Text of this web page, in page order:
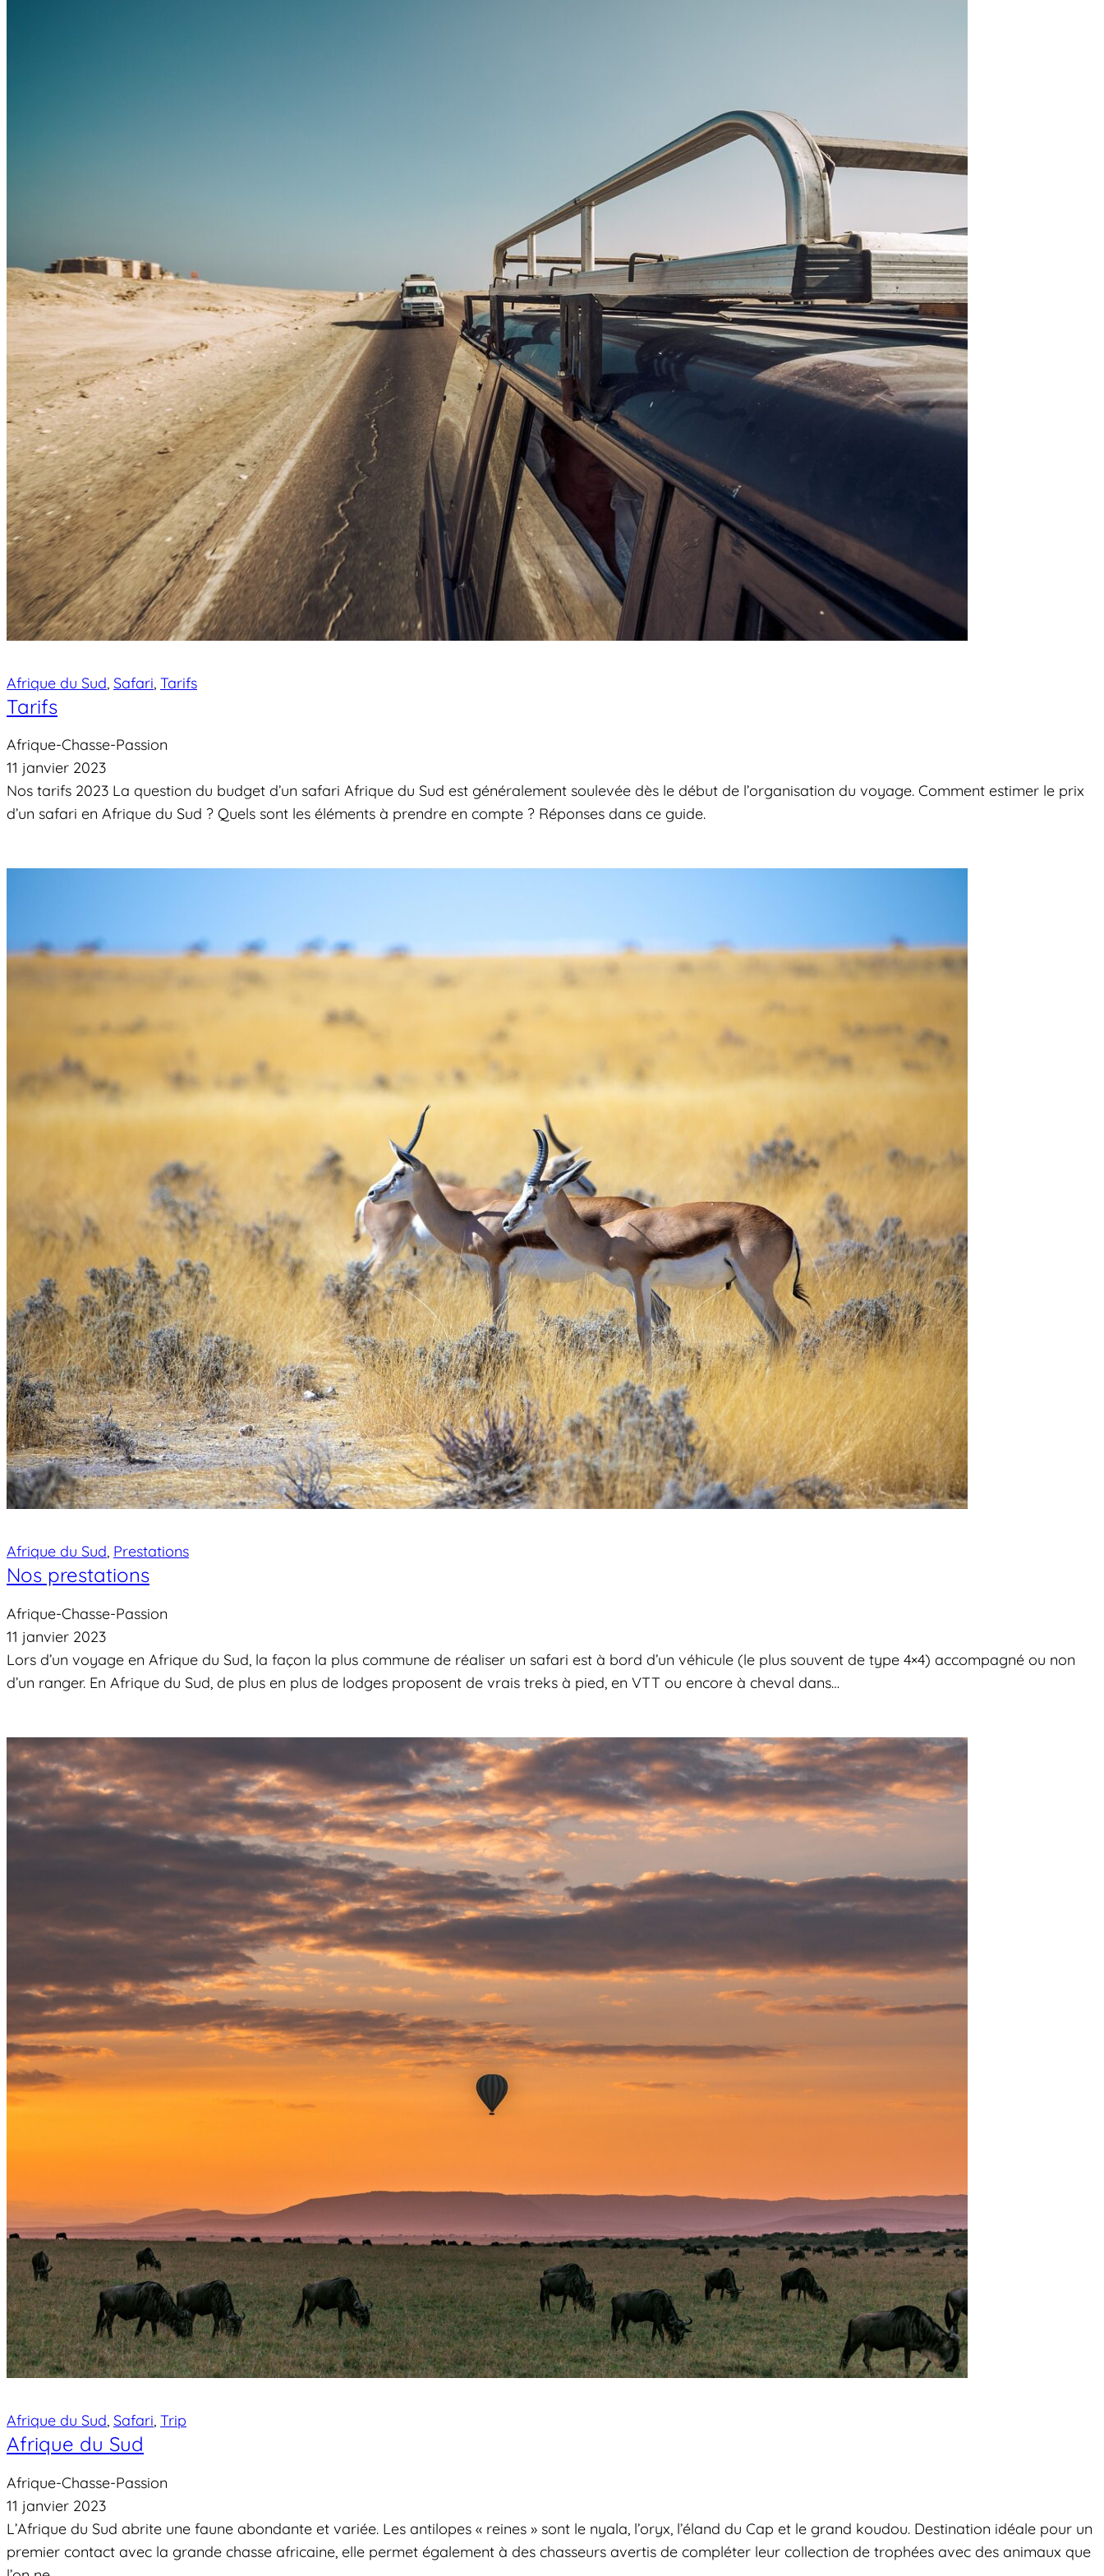
Afrique du Sud Safari Tarifs
Tarifs
Afrique-Chasse-Passion
11 janvier 2023
Nos tarifs 2023 La question du budget d’un safari Afrique du Sud est généralement soulevée dès le début de l’organisation du voyage. Comment estimer le prix
d’un safari en Afrique du Sud ? Quels sont les éléments à prendre en compte ? Réponses dans ce guide.
Afrique du Sud, Prestations
Nos prestations
Afrique-Chasse-Passion
11 janvier 2023
Lors d’un voyage en Afrique du Sud, la façon la plus commune de réaliser un safari est à bord d’un véhicule (le plus souvent de type 4×4) accompagné ou non
d’un ranger. En Afrique du Sud, de plus en plus de lodges proposent de vrais treks à pied, en VTT ou encore à cheval dans…
Afrique du Sud, Safari, Trip
Afrique du Sud
Afrique-Chasse-Passion
11 janvier 2023
L’Afrique du Sud abrite une faune abondante et variée. Les antilopes « reines » sont le nyala, l’oryx, l’éland du Cap et le grand koudou. Destination idéale pour un
premier contact avec la grande chasse africaine, elle permet également à des chasseurs avertis de compléter leur collection de trophées avec des animaux que